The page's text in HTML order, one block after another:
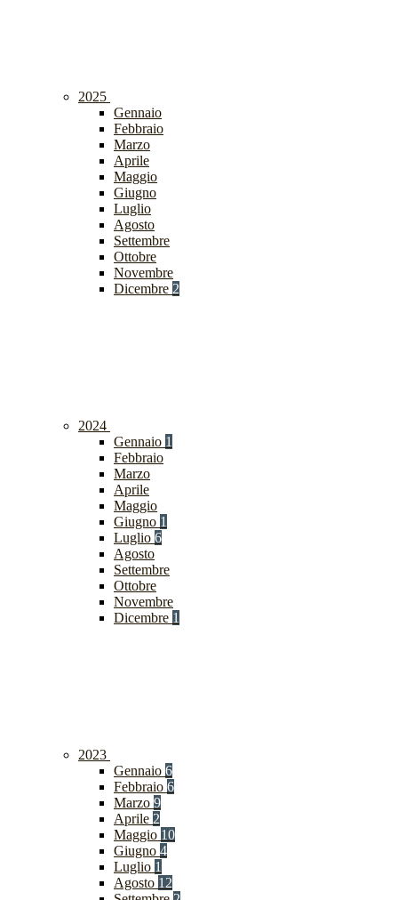
2025
Gennaio
Febbraio
Marzo
Aprile
Maggio
Giugno
Luglio
Agosto
Settembre
Ottobre
Novembre
Dicembre 2
2024
Gennaio 1
Febbraio
Marzo
Aprile
Maggio
Giugno 1
Luglio 6
Agosto
Settembre
Ottobre
Novembre
Dicembre 1
2023
Gennaio 6
Febbraio 6
Marzo 9
Aprile 2
Maggio 10
Giugno 4
Luglio 1
Agosto 12